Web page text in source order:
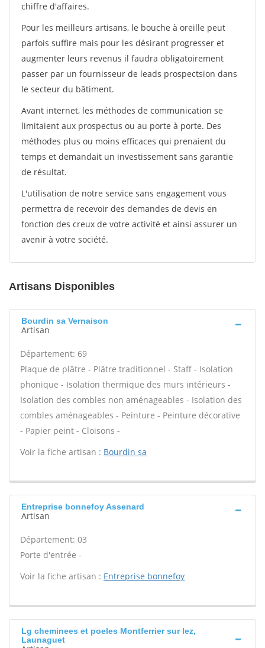
chiffre d'affaires.
Pour les meilleurs artisans, le bouche à oreille peut
parfois suffire mais pour les désirant progresser et
augmenter leurs revenus il faudra obligatoirement
passer par un fournisseur de leads prospectsion dans
le secteur du bâtiment.
Avant internet, les méthodes de communication se
limitaient aux prospectus ou au porte à porte. Des
méthodes plus ou moins efficaces qui prenaient du
temps et demandait un investissement sans garantie
de résultat.
L'utilisation de notre service sans engagement vous
permettra de recevoir des demandes de devis en
fonction des creux de votre activité et ainsi assurer un
avenir à votre société.
Artisans Disponibles
Bourdin sa Vernaison
Artisan
Département: 69
Plaque de plâtre - Plâtre traditionnel - Staff - Isolation
phonique - Isolation thermique des murs intérieurs -
Isolation des combles non aménageables - Isolation des
combles aménageables - Peinture - Peinture décorative
- Papier peint - Cloisons -
Voir la fiche artisan : Bourdin sa
Entreprise bonnefoy Assenard
Artisan
Département: 03
Porte d'entrée -
Voir la fiche artisan : Entreprise bonnefoy
Lg cheminees et poeles Montferrier sur lez,
Launaguet